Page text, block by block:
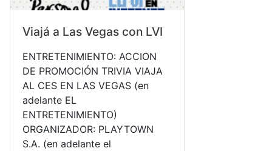
Viajá a Las Vegas con LVI
ENTRETENIMIENTO: ACCION
DE PROMOCIÓN TRIVIA VIAJA
AL CES EN LAS VEGAS (en
adelante EL
ENTRETENIMIENTO)
ORGANIZADOR: PLAYTOWN
S.A. (en adelante el